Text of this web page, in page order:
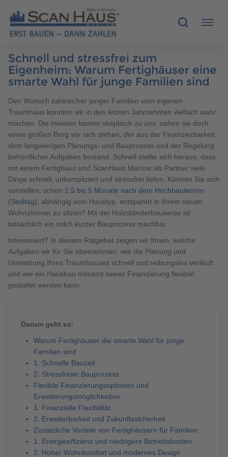
HÄUSER
RUND UMS BAUEN
ÜBER UNS
KONTAKT
038221 4000
MUSTERHAUS FINDEN
Schnell und stressfrei zum
Eigenheim: Warum Fertighäuser eine
smarte Wahl für junge Familien sind
Den Wunsch zahlreicher junger Familien vom eigenen
Traumhaus konnten wir in den letzten Jahrzehnten vielfach wahr
machen. Die meisten kamen skeptisch zu uns, sahen sie doch
einen großen Berg vor sich stehen, der aus der Finanzierbarkeit,
dem langwierigen Planungs- und Bauprozess und der Regelung
behördlicher Aufgaben bestand. Schnell stellte sich heraus, dass
mit einem Fertighaus und ScanHaus Marlow als Partner viele
Dinge schnell, unkompliziert und stressfrei liefen. Können Sie sich
vorstellen, schon 2,5 bis 5 Monate nach dem Hochbautermin
(Stelltag) , abhängig vom Haustyp, entspannt in Ihrem neuen
Wohnzimmer zu sitzen? Mit der Holzständerbauweise ist
tatsächlich ein solch kurzer Bauprozess machbar.
Interessiert? In diesem Ratgeber zeigen wir Ihnen, welche
Aufgaben wir für Sie übernehmen, wie die Planung und
Umsetzung Ihres Traumhauses schnell und reibungslos verläuft
und wie ein Hausbau mitsamt seiner Finanzierung flexibel
gestaltet werden kann.
Darum geht es:
Warum Fertighäuser die smarte Wahl für junge
Familien sind
1. Schnelle Bauzeit
2. Stressfreier Bauprozess
Flexible Finanzierungsoptionen und
Erweiterungsmöglichkeiten
1. Finanzielle Flexibilität
2. Erweiterbarkeit und Zukunftssicherheit
Zusätzliche Vorteile von Fertighäusern für Familien
1. Energieeffizienz und niedrigere Betriebskosten
2. Hoher Wohnkomfort und modernes Design